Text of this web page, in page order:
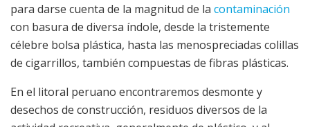
para darse cuenta de la magnitud de la contaminación
con basura de diversa índole, desde la tristemente
célebre bolsa plástica, hasta las menospreciadas colillas
de cigarrillos, también compuestas de fibras plásticas.
En el litoral peruano encontraremos desmonte y
desechos de construcción, residuos diversos de la